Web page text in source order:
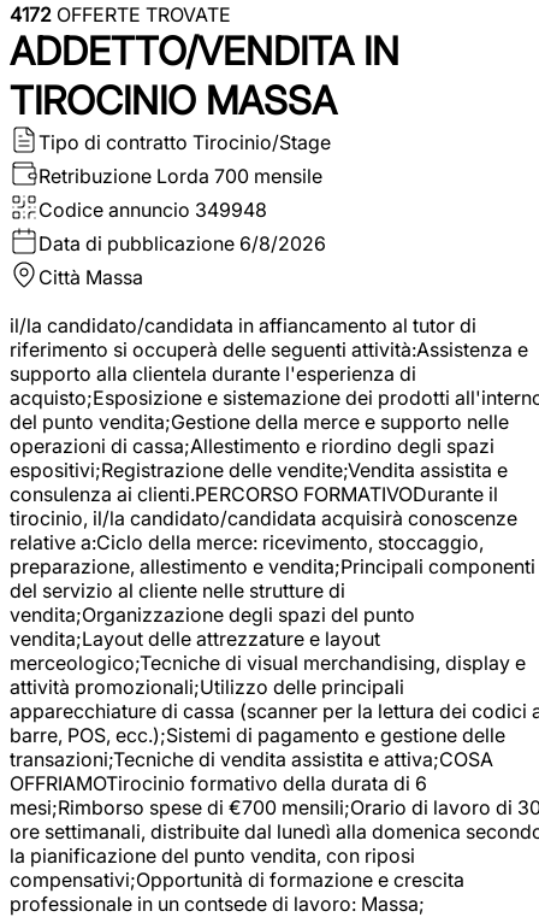
4172 OFFERTE TROVATE
ADDETTO/VENDITA IN
TIROCINIO MASSA
Tipo di contratto Tirocinio/Stage
Retribuzione Lorda 700 mensile
Codice annuncio 349948
Data di pubblicazione 6/8/2026
Città Massa
il/la candidato/candidata in affiancamento al tutor di
riferimento si occuperà delle seguenti attività:Assistenza e
supporto alla clientela durante l'esperienza di
acquisto;Esposizione e sistemazione dei prodotti
del punto vendita;Gestione della merce e supporto nelle
operazioni di cassa;Allestimento e riordino degli spazi
espositivi;Registrazione delle vendite;Vendita assistita e
consulenza ai clienti.PERCORSO FORMATIVODurante il
tirocinio, il/la candidato/candidata acquisirà conoscenze
relative a:Ciclo della merce: ricevimento, stoccaggio,
preparazione, allestimento e vendita;Principali componenti
del servizio al cliente nelle strutture di
vendita;Organizzazione degli spazi del punto
vendita;Layout delle attrezzature e layout
merceologico;Tecniche di visual merchandising, display e
attività promozionali;Utilizzo delle principali
apparecchiature di cassa (scanner per la lettura dei codici
barre, POS, ecc.);Sistemi di pagamento e gestione delle
transazioni;Tecniche di vendita assistita e attiva;COSA
OFFRIAMOTirocinio formativo della durata di 6
mesi;Rimborso spese di €700 mensili;Orario di lavoro di
ore settimanali, distribuite dal lunedì alla domenica
la pianificazione del punto vendita, con riposi
compensativi;Opportunità di formazione e crescita
professionale in un contsede di lavoro: Massa;